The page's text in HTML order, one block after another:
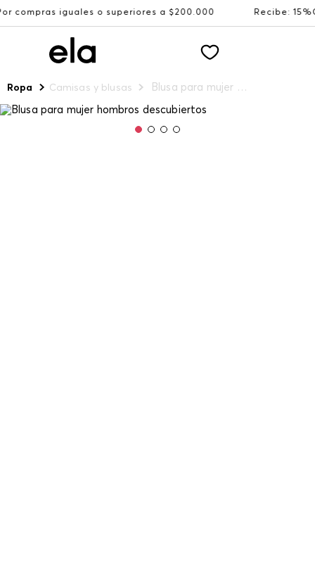
o superiores a $200.000 Recibe: 15%OFF
Ropa Camisas y blusas Blusa para mujer hombros descubiertos